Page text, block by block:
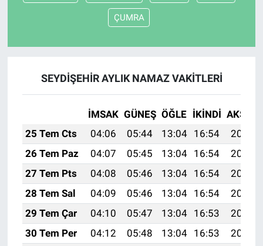
ÇUMRA
SEYDİŞEHİR AYLIK NAMAZ VAKITLERI
İMSAK GÜNEŞ ÖĞLE İKINDI AKŞAM
25 Tem Cts
04:06 05:44 13:04 16:54
20:14
26 Tem Paz
04:07 05:45 13:04 16:54
20:14
27 Tem Pts
04:08 05:46 13:04 16:54
20:13
28 Tem Sal
04:09 05:46 13:04 16:54
20:12
29 Tem Çar
04:10 05:47 13:04 16:53
20:11
30 Tem Per
04:12 05:48 13:04 16:53
20:10